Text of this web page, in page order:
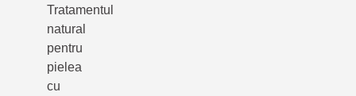
Tratamentul
natural
pentru
pielea
cu